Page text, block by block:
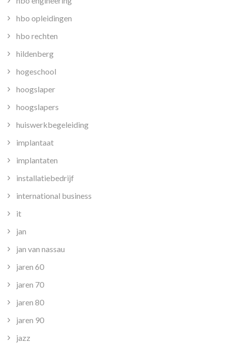
hbo opleidingen
hbo rechten
hildenberg
hogeschool
hoogslaper
hoogslapers
huiswerkbegeleiding
implantaat
implantaten
installatiebedrijf
international business
it
jan
jan van nassau
jaren 60
jaren 70
jaren 80
jaren 90
jazz